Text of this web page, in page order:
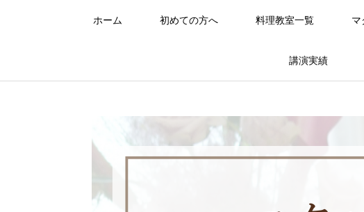
ホーム 初めての方へ 料理教室一覧 マ
講演実績